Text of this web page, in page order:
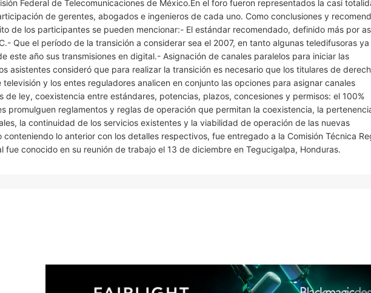
Federal de Telecomunicaciones de México.En el foro fueron representados la casi
de gerentes, abogados e ingenieros de cada uno. Como conclusiones y
de los participantes se pueden mencionar:- El estándar recomendado, definido más por
Que el período de la transición a considerar sea el 2007, en tanto algunas teledifusoras ya
este año sus transmisiones en digital.- Asignación de canales paralelos para iniciar las
asistentes consideró que para realizar la transición es necesario que los titulares de
y los entes reguladores analicen en conjunto las opciones para asignar canales
de ley, coexistencia entre estándares, potencias, plazos, concesiones y permisos: el 100%
promulguen reglamentos y reglas de operación que permitan la coexistencia, la
la continuidad de los servicios existentes y la viabilidad de operación de las nuevas
lo anterior con los detalles respectivos, fue entregado a la Comisión Técnica
fue conocido en su reunión de trabajo el 13 de diciembre en Tegucigalpa, Honduras.